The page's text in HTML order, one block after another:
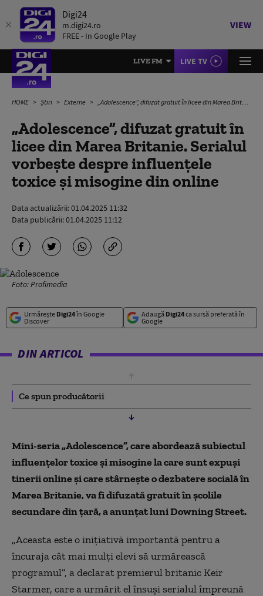
Digi24
m.digi24.ro
FREE - In Google Play
VIEW
LIVE FM LIVE TV
HOME Știri Externe „Adolescence”, difuzat gratuit în licee din Marea Britanie. Serialul vorbește despre influenţele toxice și misogine din online
„Adolescence”, difuzat gratuit în
licee din Marea Britanie. Serialul
vorbește despre influenţele
toxice și misogine din online
Data actualizării:01.04.2025 11:32
Data publicării:01.04.2025 11:12
Foto: Profimedia
Urmărește Digi24în Google
Discover
Adaugă Digi24ca sursă preferată în
Google
DIN ARTICOL
Ce spun producătorii
Mini-seria „Adolescence”, care abordează subiectul
influenţelor toxice şi misogine la care sunt expuşi
tinerii online şi care stârneşte o dezbatere socială în
Marea Britanie, va fi difuzată gratuit în şcolile
secundare din ţară, a anunţat luni Downing Street.
„Aceasta este o iniţiativă importantă pentru a
încuraja cât mai mulţi elevi să urmărească
programul”, a declarat premierul britanic Keir
Starmer, care a urmărit el însuşi serialul împreună